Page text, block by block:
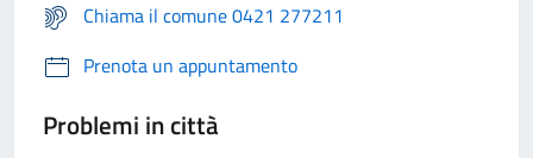
Chiama il comune 0421 277211
Prenota un appuntamento
Problemi in città